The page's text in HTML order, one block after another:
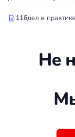
116дел в практике
Не